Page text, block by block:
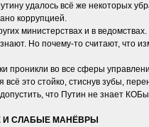
удалось всё же некоторых
коррупцией.
министерствах и в
Но почему-то считают, что
проникли во все сферы
всё это стойко, стиснув зубы,
что Путин не знает
СЛАБЫЕ МАНЁВРЫ